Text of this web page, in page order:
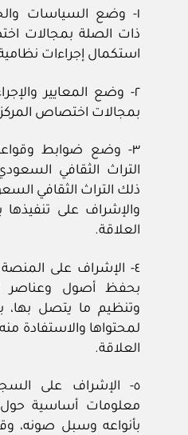
١- وضع السياسات
ذات الصلة بمجالات
استكمال إجراءات
٢- وضع المعايير
بمجالات اختصاص
٣- وضع ضوابط
التراث الثقافي
ذلك التراث الثقافي
والإشراف على
العلاقة.
٤- الإشراف على المنصة
بحفظ أصول وعناصر
وتنظيم ما يتصل بها،
لمحتواها والاستفادة
العلاقة.
٥- الإشراف على
معلومات أساسية حول
بأنواعه وسبل صونه،